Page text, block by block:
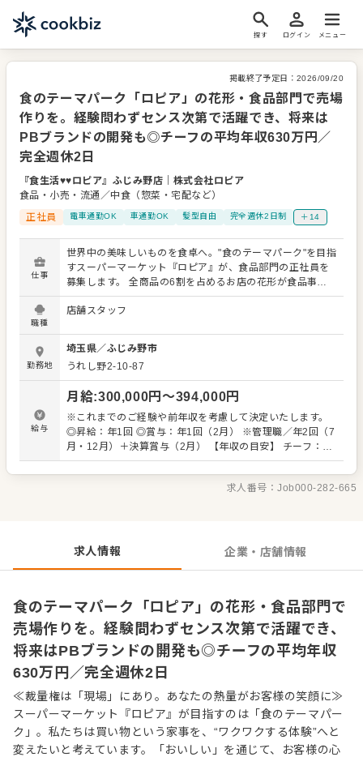
探す ログイン メニュー
掲載終了予定日： 2026/09/20
食のテーマパーク「ロピア」の花形・食品部門で売場
作りを。経験問わずセンス次第で活躍でき、将来は
PBブランドの開発も◎チーフの平均年収630万円／
完全週休2日
『食生活♥♥ロピア』ふじみ野店
株式会社ロピア
食品・小売・流通／中食（惣菜・宅配など）
正社員
電車通勤OK 車通勤OK 髪型自由 完全週休2日制 ＋14
仕事
世界中の美味しいものを食卓へ。"食のテーマパーク"を目指
すスーパーマーケット『ロピア』が、食品部門の正社員を
募集します。 全商品の6割を占めるお店の花形が食品事業
部。 「こんなふうにディスプレイすると面白いかも」 「販
促ポップはこれでどう？」 お客様の「今日のお宝（お買い
くださる方なら大歓迎。知識・経験が浅くても、やる気や
アイデア次第で即、活躍出来ることが食品事業部の醍醐味
です。あなたのセンスを活かして、仲間とテーマパークの
クルーのようにお客様を盛り上げてください。 また経験の
ある方は、自由度高くご活躍できます。チーフ候補とし
て、仕入れから商品開発、売り場作りまで幅広い業務をお
任せします。将来、バイヤー業務担当になれば海外の展示
会に赴くチャンスも！ 「自分の色が出せる売場で勝負した
たい」という方との出会いを待ってます。 自らファンを増
やしていく、そんな「商売の原点」を当社で体感してくだ
ートブランドも考案できます） ・価格設定（店舗によって
価格が異なります） ・人材育成・採用 など
職種
店舗スタッフ
勤務地
埼玉県／ふじみ野市
うれし野2-10-87
給与
月給:300,000円〜394,000円
※これまでのご経験や前年収を考慮して決定いたします。
◎昇給：年1回 ◎賞与：年1回（2月） ※管理職／年2回（7
月・12月）＋決算賞与（2月） 【年収の目安】 チーフ：平
均630万円 ※チーフ以上：700万円以上（平均年齢32歳）
※試用期間3ヶ月あり（期間中、条件変更なし） ※固定残
業代35時間分61,000円～80,300円を支給。超過分は別途支
求人番号：Job000-282-665
求人情報 企業・店舗情報
食のテーマパーク「ロピア」の花形・食品部門で
売場作りを。経験問わずセンス次第で活躍でき、
将来はPBブランドの開発も◎チーフの平均年収
630万円／完全週休2日
≪裁量権は「現場」にあり。あなたの熱量がお客様の笑顔に≫
スーパーマーケット『ロピア』が目指すのは「食のテーマパー
ク」。私たちは買い物という家事を、“ワクワクする体験”へと
変えたいと考えています。「おいしい」を通じて、お客様の心